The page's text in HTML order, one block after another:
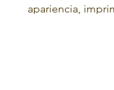
apariencia,